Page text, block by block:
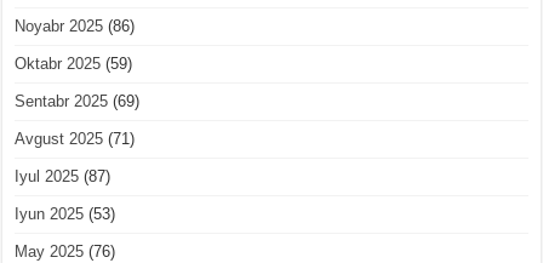
Noyabr 2025 (86)
Oktabr 2025 (59)
Sentabr 2025 (69)
Avgust 2025 (71)
Iyul 2025 (87)
Iyun 2025 (53)
May 2025 (76)